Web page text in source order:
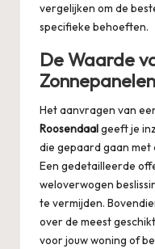
vergelijken om de
specifieke behoeften.
De Waarde
Zonnepanelen
Het aanvragen van
Roosendaalgeeft je
die gepaard gaan met
Een gedetailleerde
weloverwogen
te vermijden.
over de meest
voor jouw woning of